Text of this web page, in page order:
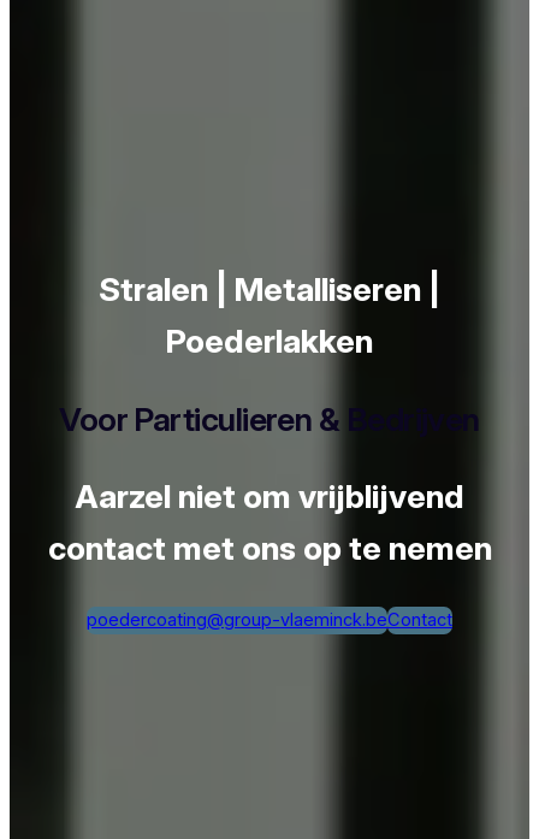
Stralen | Metalliseren |
Poederlakken
Voor Particulieren & Bedrijven
Aarzel niet om vrijblijvend
contact met ons op te nemen
poedercoating@group-vlaeminck.beContact